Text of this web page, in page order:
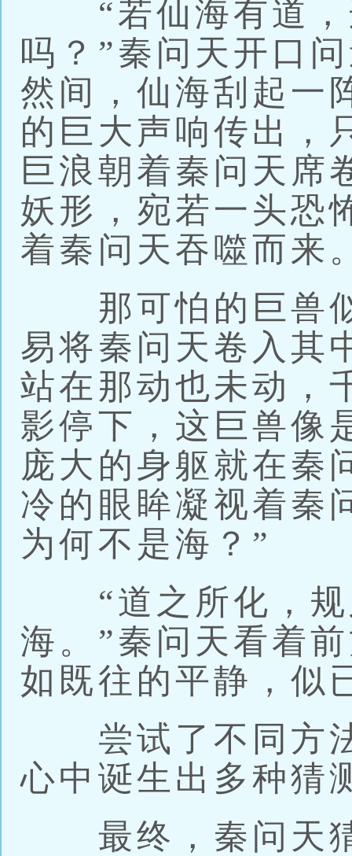
“若仙海有道，
吗？”秦问天开口
然间，仙海刮起一
的巨大声响传出，
巨浪朝着秦问天席
妖形，宛若一头恐
着秦问天吞噬而来
那可怕的巨兽似
易将秦问天卷入其
站在那动也未动，
影停下，这巨兽像
庞大的身躯就在秦
冷的眼眸凝视着秦
为何不是海？”
“道之所化，规
海。”秦问天看着
如既往的平静，似
尝试了不同方法
心中诞生出多种猜
最终，秦问天猜